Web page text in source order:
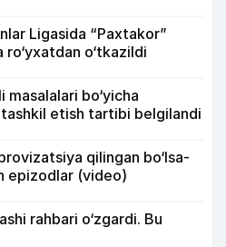
Ligasida “Paxtakor”
o‘tkazildi
bo‘yicha
etish tartibi belgilandi
qilingan bo‘lsa-
epizodlar (video)
rahbari o‘zgardi. Bu